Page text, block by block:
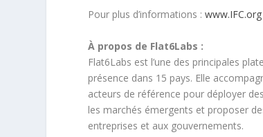
Pour plus d’informations :www.IFC.org
À propos de Flat6Labs :
Flat6Labs est l’une des principales
présence dans 15 pays. Elle
acteurs de référence pour déployer
les marchés émergents et proposer
entreprises et aux gouvernements.